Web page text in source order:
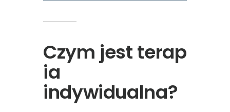
Czym jest terap
ia
indywidualna?